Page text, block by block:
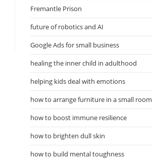
Fremantle Prison
future of robotics and AI
Google Ads for small business
healing the inner child in adulthood
helping kids deal with emotions
how to arrange furniture in a small room
how to boost immune resilience
how to brighten dull skin
how to build mental toughness